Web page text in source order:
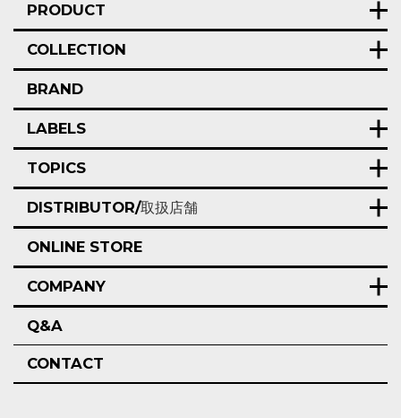
PRODUCT
COLLECTION
BRAND
LABELS
TOPICS
DISTRIBUTOR/取扱店舗
ONLINE STORE
COMPANY
Q&A
CONTACT